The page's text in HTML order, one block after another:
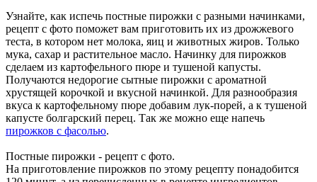
Узнайте, как испечь постные пирожки с разными начинками,
рецепт с фото поможет вам приготовить их из дрожжевого
теста, в котором нет молока, яиц и животных жиров. Только
мука, сахар и растительное масло. Начинку для пирожков
сделаем из картофельного пюре и тушеной капусты.
Получаются недорогие сытные пирожки с ароматной
хрустящей корочкой и вкусной начинкой. Для разнообразия
вкуса к картофельному пюре добавим лук-порей, а к тушеной
капусте болгарский перец. Так же можно еще напечь
пирожков с фасолью.
Постные пирожки - рецепт с фото.
На приготовление пирожков по этому рецепту понадобится